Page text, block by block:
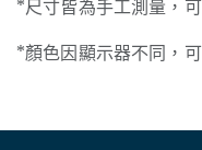
*尺寸皆為手工測量，
*顏色因顯示器不同，